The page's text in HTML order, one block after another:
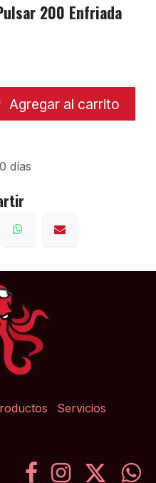
200 Enfriada
Agregar al carrito
días
Servicios